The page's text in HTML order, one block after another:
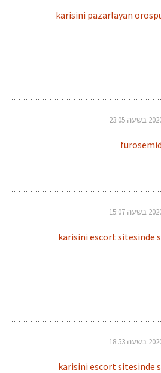
karisini pazarlayan
karisini escort sitesinde
karisini escort sitesinde